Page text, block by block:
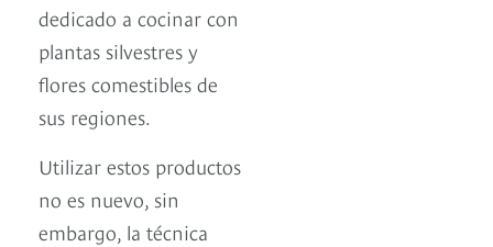
dedicado a cocinar con
plantas silvestres y
flores comestibles de
sus regiones.
Utilizar estos productos
no es nuevo, sin
embargo, la técnica